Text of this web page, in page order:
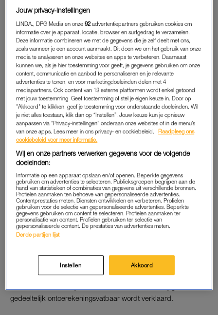
hebben bedreigd.
BEDREIGING
‘Ik denk dat ik een slachtoffertje ga maken. Je weet al wie’,
zou de verdachte naar de schoolvriend gestuurd hebben.Hart
van Nederlandbericht dat hij ook heeft gedreigd met
verkrachting en mishandeling. ‘En ik ga naar Koningsdag, dan
wil ik met je op de foto, en knijp ik je hand fijn’, zou hij hebben
geschreven.
Donderdag werd de zaak behandeld in de rechtbank
Overijssel. Het ging hierbij om een pro formazitting, waarbij
wordt besproken waarvan G. wordt verdacht. Besloten werd
dat de man nader moet worden onderzocht in hetPieter Baan
Centrum.
Lees ook
Rechtbank doet uitspraak: Prinses Haya werd geïntimideerd
door emir van Dubai
SCHIZOFREEN
Al eerder is vastgesteld dat de man onder meer paranoïde
gedeeltelijk ontoerekeningsvatbaar wordt verklaard.
Jouw privacy-instellingen
LINDA., DPG Media en onze92 advertentiepartners gebruiken cookies om
informatie over je apparaat, locatie, browser en surfgedrag te verzamelen.
Deze informatie combineren we met de gegevens die je zelf deelt met ons,
zoals wanneer je een account aanmaakt. Dit doen we om het gebruik van onze
media te analyseren en onze websites en apps te verbeteren. Daarnaast
kunnen we, als je hier toestemming voor geeft, je gegevens gebruiken om onze
content, communicatie en aanbod te personaliseren en je relevante
advertenties te tonen, en voor marketingdoeleinden delen met 4
mediapartners. Ook content van 13 externe platformen wordt enkel getoond
met jouw toestemming. Geef toestemming of stel je eigen keuze in. Door op
"Akkoord" te klikken, geef je toestemming voor onderstaande doeleinden. Wil
je niet alles toestaan, klik dan op “Instellen”. Jouw keuze kun je opnieuw
aanpassen via “Privacy-instellingen” onderaan onze websites of in de menu’s
van onze apps. Lees meer in ons privacy- en cookiebeleid.
Raadpleeg ons
cookiebeleid voor meer informatie.
Wij en onze partners verwerken gegevens voor de volgende
doeleinden:
Informatie op een apparaat opslaan en/of openen. Beperkte gegevens
gebruiken om advertenties te selecteren. Publieksgroepen begrijpen aan de
hand van statistieken of combinaties van gegevens uit verschillende bronnen.
Profielen aanmaken ten behoeve van gepersonaliseerde advertenties.
Contentprestaties meten. Diensten ontwikkelen en verbeteren. Profielen
gebruiken voor de selectie van gepersonaliseerde advertenties. Beperkte
gegevens gebruiken om content te selecteren. Profielen aanmaken ter
personalisatie van content. Profielen gebruiken ter selectie van
gepersonaliseerde content. De prestaties van advertenties meten.
Derde partijen lijst
Instellen Akkoord